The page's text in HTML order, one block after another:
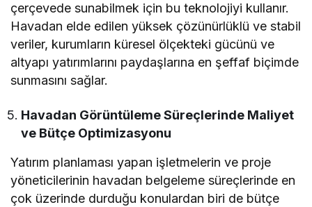
çerçevede sunabilmek için bu teknolojiyi kullanır.
Havadan elde edilen yüksek çözünürlüklü ve stabil
veriler, kurumların küresel ölçekteki gücünü ve
altyapı yatırımlarını paydaşlarına en şeffaf biçimde
sunmasını sağlar.
Havadan Görüntüleme Süreçlerinde Maliyet
ve Bütçe Optimizasyonu
Yatırım planlaması yapan işletmelerin ve proje
yöneticilerinin havadan belgeleme süreçlerinde en
çok üzerinde durduğu konulardan biri de bütçe